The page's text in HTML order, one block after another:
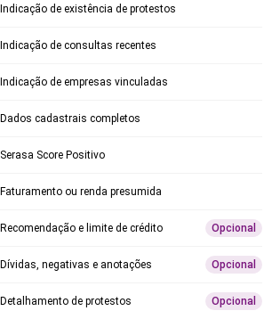
Indicação de existência de protestos
Indicação de consultas recentes
Indicação de empresas vinculadas
Dados cadastrais completos
Serasa Score Positivo
Faturamento ou renda presumida
Recomendação e limite de crédito Opcional
Dívidas, negativas e anotações Opcional
Detalhamento de protestos Opcional